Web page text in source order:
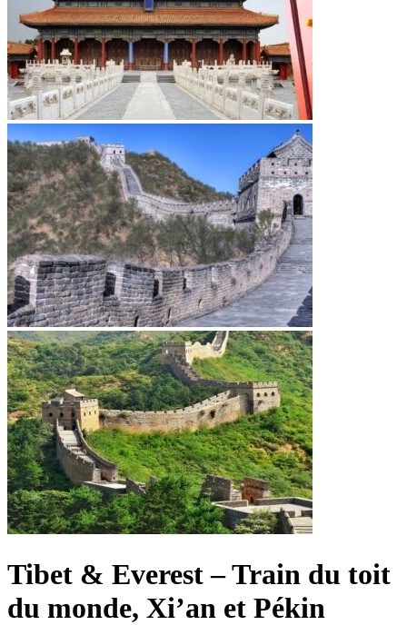
Tibet & Everest – Train du toit
du monde, Xi’an et Pékin